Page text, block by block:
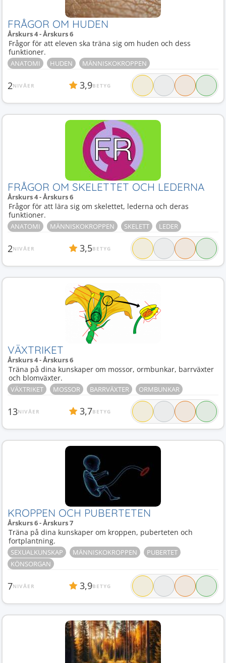
FRÅGOR OM HUDEN
Årskurs 4 - Årskurs 6
Frågor för att eleven ska träna sig om huden och dess
funktioner.
ANATOMI HUDEN MÄNNISKOKROPPEN
2NIVÅER 3,9BETYG
FRÅGOR OM SKELETTET OCH LEDERNA
Årskurs 4 - Årskurs 6
Frågor för att lära sig om skelettet, lederna och deras
funktioner.
ANATOMI MÄNNISKOKROPPEN SKELETT LEDER
2NIVÅER 3,5BETYG
VÄXTRIKET
Årskurs 4 - Årskurs 6
Träna på dina kunskaper om mossor, ormbunkar, barrväxter
och blomväxter.
VÄXTRIKET MOSSOR BARRVÄXTER ORMBUNKAR
13NIVÅER 3,7BETYG
KROPPEN OCH PUBERTETEN
Årskurs 6 - Årskurs 7
Träna på dina kunskaper om kroppen, puberteten och
fortplantning.
SEXUALKUNSKAP MÄNNISKOKROPPEN
PUBERTET
KÖNSORGAN
7NIVÅER 3,9BETYG